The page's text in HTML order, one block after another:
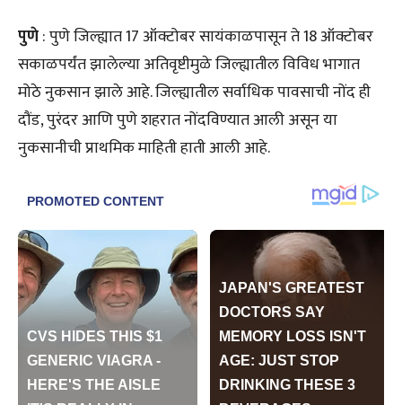
पुणे: पुणे जिल्ह्यात 17 ऑक्टोबर सायंकाळपासून ते 18 ऑक्टोबर
सकाळपर्यंत झालेल्या अतिवृष्टीमुळे जिल्ह्यातील विविध भागात
मोठे नुकसान झाले आहे. जिल्ह्यातील सर्वाधिक पावसाची नोंद ही
दौंड, पुरंदर आणि पुणे शहरात नोंदविण्यात आली असून या
नुकसानीची प्राथमिक माहिती हाती आली आहे.